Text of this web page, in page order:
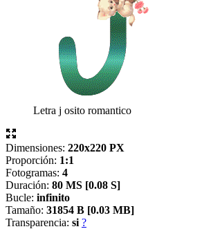
Letra j osito romantico
Dimensiones: 220x220 PX
Proporción: 1:1
Fotogramas: 4
Duración: 80 MS [0.08 S]
Bucle: infinito
Tamaño: 31854 B [0.03 MB]
Transparencia: si ?